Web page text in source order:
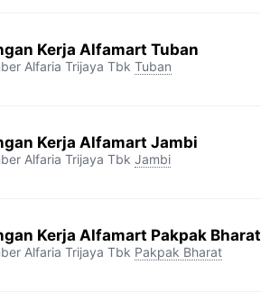
Kerja Alfamart Tuban
Alfaria Trijaya Tbk Tuban
Kerja Alfamart Jambi
Alfaria Trijaya Tbk Jambi
Kerja Alfamart Pakpak Bharat
Alfaria Trijaya Tbk Pakpak Bharat